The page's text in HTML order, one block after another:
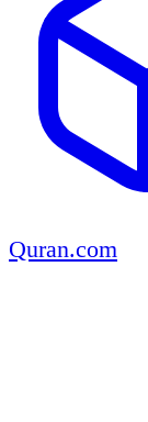
Quran.com